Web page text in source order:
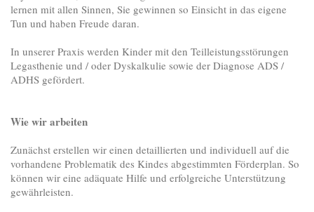
lernen mit allen Sinnen, Sie gewinnen so Einsicht in das eigene
Tun und haben Freude daran.
In unserer Praxis werden Kinder mit den Teilleistungsstörungen
Legasthenie und / oder Dyskalkulie sowie der Diagnose ADS /
ADHS gefördert.
Wie wir arbeiten
Zunächst erstellen wir einen detaillierten und individuell auf die
vorhandene Problematik des Kindes abgestimmten Förderplan. So
können wir eine adäquate Hilfe und erfolgreiche Unterstützung
gewährleisten.